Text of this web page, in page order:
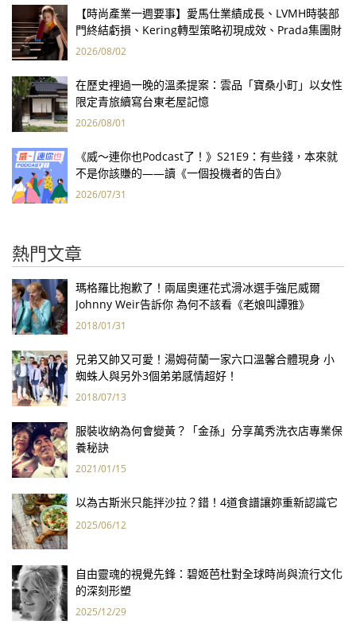
【時尚產業一週要事】愛馬仕業績成長、LVMH時裝部
門終結虧損、Kering轉型策略初現成效、Prada集團財
報亮眼
2026/08/02
在歷史裡過一晚的溫柔提案：雲品「寶桑小町」以女性
限定青旅續寫台東老屋記憶
2026/08/01
《威～連你也Podcast了！》S21E9：有些錢，本來就
不是你該賺的——讀《一個投機者的告白》
2026/07/31
熱門文章
瑪格羅比抱歉了！兩屆奧運花式滑冰選手強尼威爾
Johnny Weir告訴你 為何不該看《老娘叫譚雅》
2018/01/31
兄弟又帥又可愛！湯姆荷蘭一家六口溫馨合體現身 小
蜘蛛人與另外3個弟弟感情超好！
2018/07/13
服裝收納為何會變黃？「金孫」分享萬秀洗衣店專業保
養秘訣
2021/01/15
以為古斯米只能拌沙拉？錯！4道食譜讓妳重新認識它
2025/06/12
自由靈魂的視覺先鋒：碧姬芭杜對全球時尚與流行文化
的深刻形塑
2025/12/29